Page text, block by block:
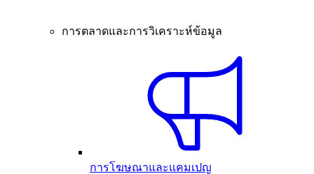
การตลาดและการวิเคราะห์ข้อมูล
การโฆษณาและแคมเปญ